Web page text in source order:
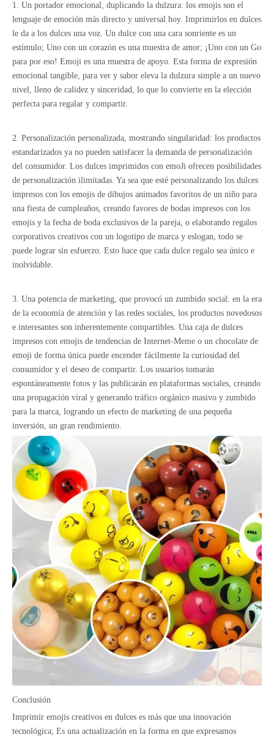
1. Un portador emocional, duplicando la dulzura: los emojis son el
lenguaje de emoción más directo y universal hoy. Imprimirlos en dulces
le da a los dulces una voz. Un dulce con una cara sonriente es un
estímulo; Uno con un corazón es una muestra de amor; ¡Uno con un Go
para por eso! Emoji es una muestra de apoyo. Esta forma de expresión
emocional tangible, para ver y sabor eleva la dulzura simple a un nuevo
nivel, lleno de calidez y sinceridad, lo que lo convierte en la elección
perfecta para regalar y compartir.
2. Personalización personalizada, mostrando singularidad: los productos
estandarizados ya no pueden satisfacer la demanda de personalización
del consumidor. Los dulces imprimidos con emoJi ofrecen posibilidades
de personalización ilimitadas. Ya sea que esté personalizando los dulces
impresos con los emojis de dibujos animados favoritos de un niño para
una fiesta de cumpleaños, creando favores de bodas impresos con los
emojis y la fecha de boda exclusivos de la pareja, o elaborando regalos
corporativos creativos con un logotipo de marca y eslogan, todo se
puede lograr sin esfuerzo. Esto hace que cada dulce regalo sea único e
inolvidable.
3. Una potencia de marketing, que provocó un zumbido social: en la era
de la economía de atención y las redes sociales, los productos novedosos
e interesantes son inherentemente compartibles. Una caja de dulces
impresos con emojis de tendencias de Internet-Meme o un chocolate de
emoji de forma única puede encender fácilmente la curiosidad del
consumidor y el deseo de compartir. Los usuarios tomarán
espontáneamente fotos y las publicarán en plataformas sociales, creando
una propagación viral y generando tráfico orgánico masivo y zumbido
para la marca, logrando un efecto de marketing de una pequeña
inversión, un gran rendimiento.
Conclusión
Imprimir emojis creativos en dulces es más que una innovación
tecnológica; Es una actualización en la forma en que expresamos